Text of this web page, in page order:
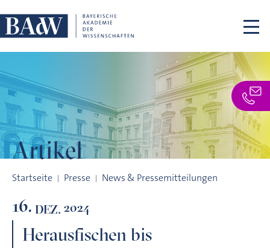
Artikel
Startseite Presse News & Pressemitteilungen
16. DEZ. 2024
Herausfischen bis